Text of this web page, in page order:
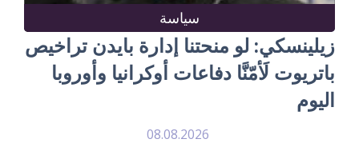
سياسة
زيلينسكي: لو منحتنا إدارة بايدن تراخيص
باتريوت لَأمّنَّا دفاعات أوكرانيا وأوروبا
اليوم
08.08.2026